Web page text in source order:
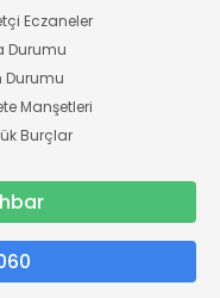
Eczaneler
Durumu
Durumu
Manşetleri
Burçlar